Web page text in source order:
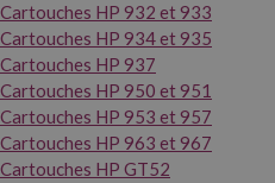
Cartouches HP 932 et 933
Cartouches HP 934 et 935
Cartouches HP 937
Cartouches HP 950 et 951
Cartouches HP 953 et 957
Cartouches HP 963 et 967
Cartouches HP GT52